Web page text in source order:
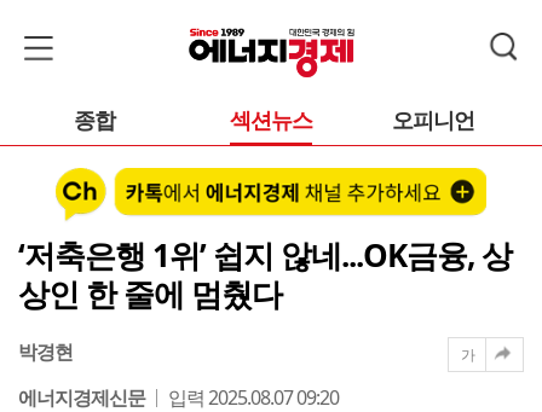
종합 섹션뉴스 오피니언
‘저축은행 1위’ 쉽지 않네...OK금융, 상
상인 한 줄에 멈췄다
박경현
에너지경제신문
입력 2025.08.07 09:20
가